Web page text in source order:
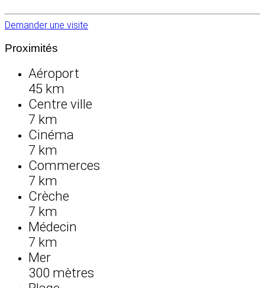
Demander une visite
Proximités
Aéroport
45 km
Centre ville
7 km
Cinéma
7 km
Commerces
7 km
Crèche
7 km
Médecin
7 km
Mer
300 mètres